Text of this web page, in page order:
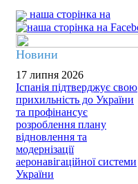
наша сторінка на
Новини
17 липня 2026
Іспанія підтверджує свою
прихильність до України
та профінансує
розроблення плану
відновлення та
модернізації
аеронавігаційної системи
України